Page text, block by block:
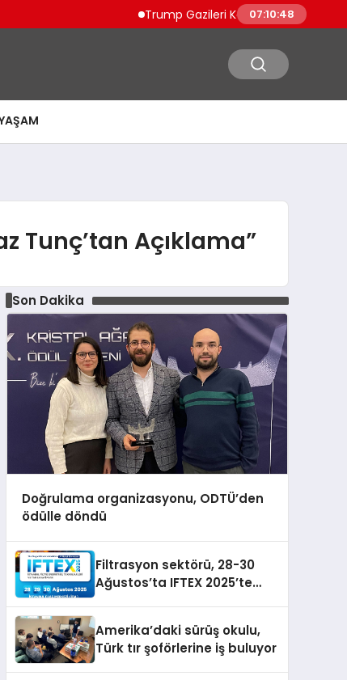
Trump Gazileri Kamyon Şoförü Yapacak
07:10:49
Tunç’tan Açıklama”
Son Dakika
Doğrulama organizasyonu, ODTÜ’den
ödülle döndü
Filtrasyon sektörü, 28-30
Ağustos’ta IFTEX 2025’te
Amerika’daki sürüş okulu,
Türk tır şoförlerine iş buluyor